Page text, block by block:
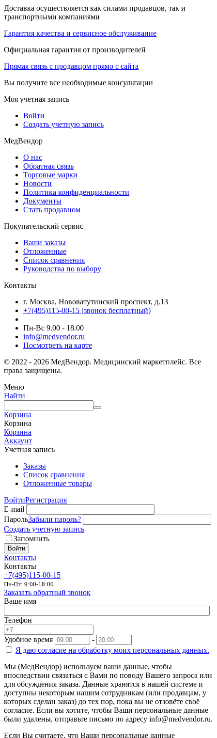
Доставка осуществляется как силами продавцов, так и
транспортными компаниями
Гарантия качества и сервисное обслуживание
Официальная гарантия от производителей
Прямая связь с продавцом прямо с сайта
Вы получите все необходимые консультации
Моя учетная запись
Войти
Создать учетную запись
МедВендор
О нас
Обратная связь
Торговые марки
Новости
Политика конфиденциальности
Документы
Стать продавцом
Покупательский сервис
Ваши заказы
Отложенные
Список сравнения
Руководства по выбору
Контакты
г. Москва, Нововатутинский проспект, д.13
+7(495)115-00-15 (звонок бесплатный)
Пн-Вс 9.00 - 18.00
info@medvendor.ru
Посмотреть на карте
© 2022 - 2026 МедВендор. Медицинский маркетплейс. Все
права защищены.
Меню
Найти
Корзина
Корзина
Корзина
Аккаунт
Учетная запись
Заказы
Список сравнения
Отложенные товары
ВойтиРегистрация
E-mail
ПарольЗабыли пароль?
Создать учетную запись
Запомнить
Войти
Контакты
Контакты
+7(495)115-00-15
Пн-Пт: 9:00-18:00
Заказать обратный звонок
Ваше имя
Телефон
Удобное время
-
Я даю согласие на обработку моих персональных данных.
Мы (МедВендор) используем ваши данные, чтобы
впоследствии связаться с Вами по поводу Вашего запроса или
для обсуждения заказа. Данные хранятся в нашей системе и
доступны некоторым нашим сотрудникам (или продавцам, у
которых сделан заказ) до тех пор, пока вы не отзовёте своё
согласие. Если вы хотите, чтобы Ваши персональные данные
были удалены, отправьте письмо по адресу info@medvendor.ru.
Если Вы считаете, что Ваши персональные данные